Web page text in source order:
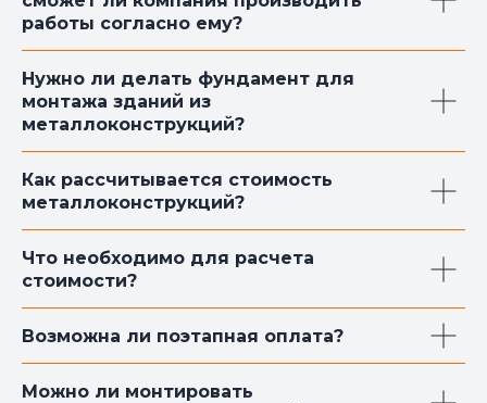
работы согласно ему?
Нужно ли делать фундамент для
монтажа зданий из
металлоконструкций?
Как рассчитывается стоимость
металлоконструкций?
Что необходимо для расчета
стоимости?
Возможна ли поэтапная оплата?
Можно ли монтировать